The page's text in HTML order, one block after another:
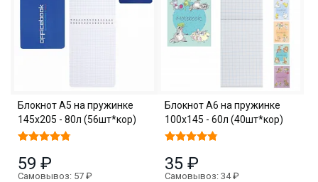
Блокнот А5 на пружинке
145х205 - 80л (56шт*кор)
59 ₽
Самовывоз: 57 ₽
Блокнот А6 на пружинке
100х145 - 60л (40шт*кор)
35 ₽
Самовывоз: 34 ₽